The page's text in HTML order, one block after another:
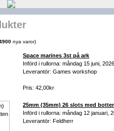
nya varor)
Space marines 3st på ark
Införd i rullorna: måndag 15 juni, 2026
Leverantör: Games workshop
Pris: 42,00kr
25mm (35mm) 26 slots med
Införd i rullorna: måndag 12 januari,
Leverantör: Feldherr